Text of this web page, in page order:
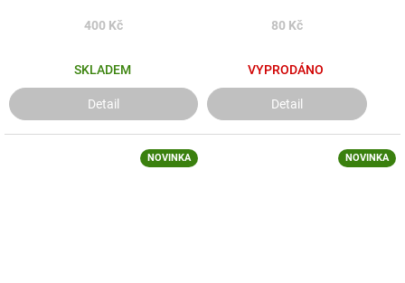
400 Kč
SKLADEM
Detail
80 Kč
VYPRODÁNO
Detail
NOVINKA NOVINKA